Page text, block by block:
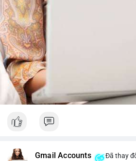
#whalealertbtc
#brazilcryptoregulation
Gmail Accounts Đã thay